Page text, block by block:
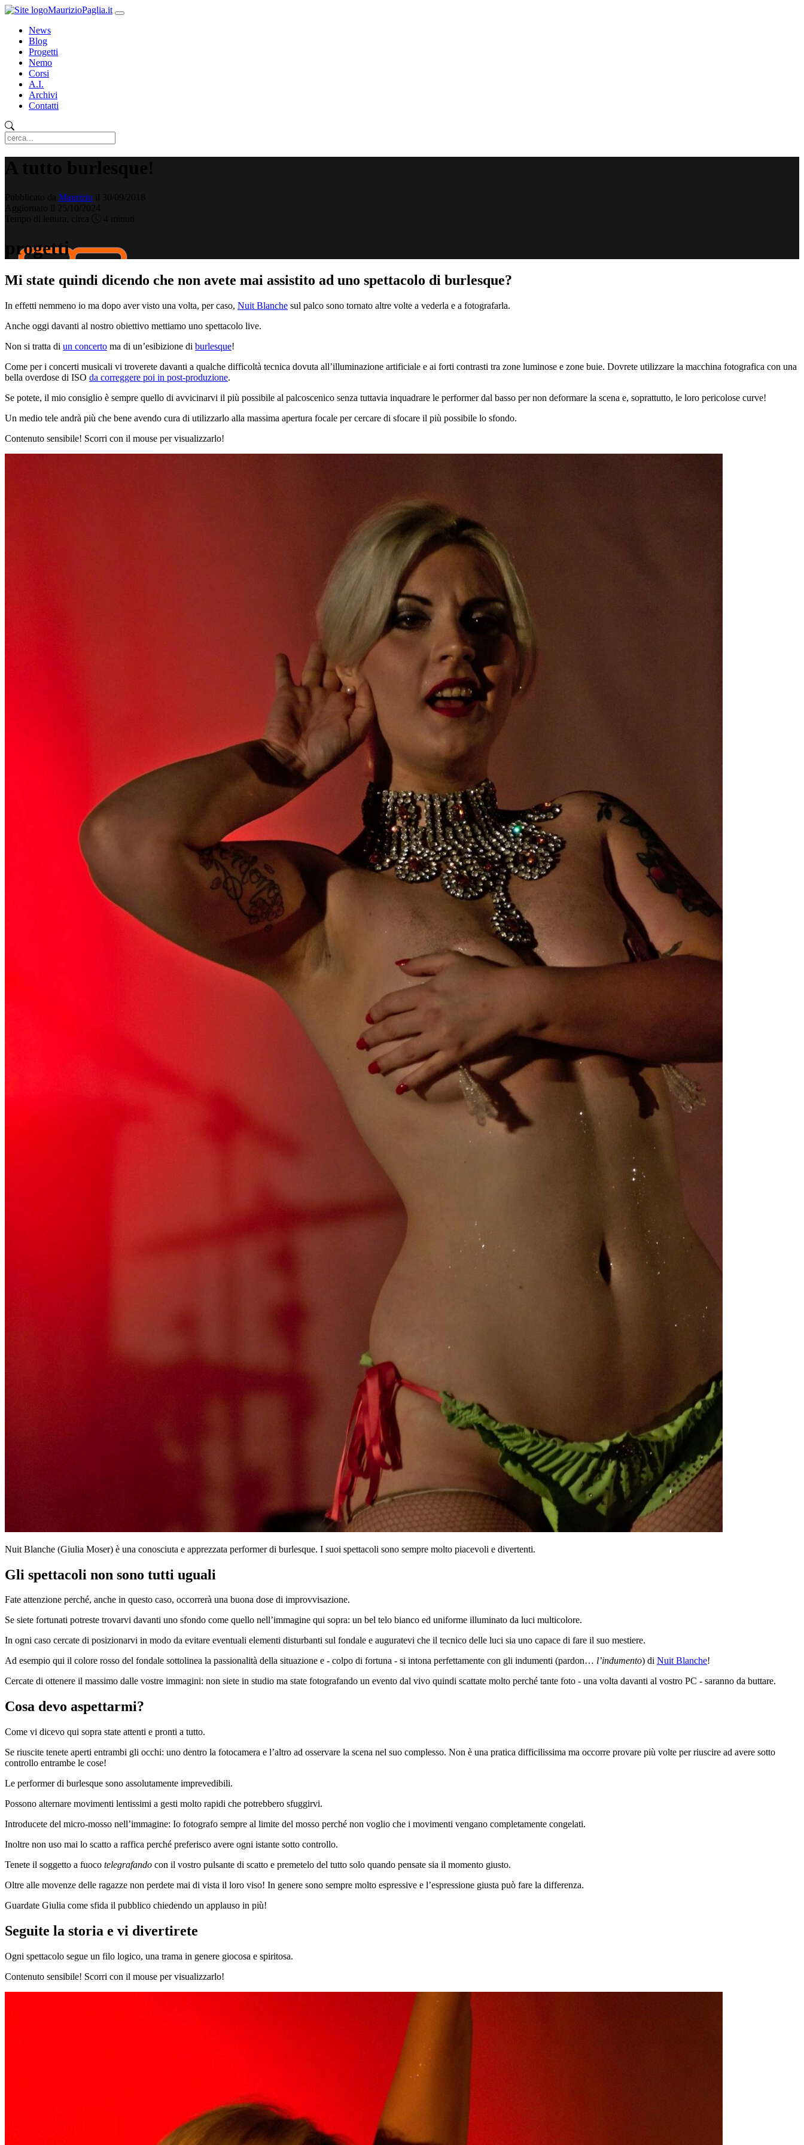
MaurizioPaglia.it
News
Blog
Progetti
Nemo
Corsi
A.I.
Archivi
Contatti
Maurizio
progetti
Mi state quindi dicendo che non avete mai assistito ad uno spettacolo di burlesque?
In effetti nemmeno io ma dopo aver visto una volta, per caso, Nuit Blanche sul palco sono tornato altre volte a vederla e a fotografarla.
Anche oggi davanti al nostro obiettivo mettiamo uno spettacolo live.
Non si tratta di un concerto ma di un’esibizione di burlesque!
Come per i concerti musicali vi troverete davanti a qualche difficoltà tecnica dovuta all’illuminazione artificiale e ai forti contrasti tra zone luminose e zone buie. Dovrete utilizzare la macchina fotografica con una
bella overdose di ISO da correggere poi in post-produzione.
Se potete, il mio consiglio è sempre quello di avvicinarvi il più possibile al palcoscenico senza tuttavia inquadrare le performer dal basso per non deformare la scena e, soprattutto, le loro pericolose curve!
Un medio tele andrà più che bene avendo cura di utilizzarlo alla massima apertura focale per cercare di sfocare il più possibile lo sfondo.
Contenuto sensibile! Scorri con il mouse per visualizzarlo!
Nuit Blanche (Giulia Moser) è una conosciuta e apprezzata performer di burlesque. I suoi spettacoli sono sempre molto piacevoli e divertenti.
Gli spettacoli non sono tutti uguali
Fate attenzione perché, anche in questo caso, occorrerà una buona dose di improvvisazione.
Se siete fortunati potreste trovarvi davanti uno sfondo come quello nell’immagine qui sopra: un bel telo bianco ed uniforme illuminato da luci multicolore.
In ogni caso cercate di posizionarvi in modo da evitare eventuali elementi disturbanti sul fondale e auguratevi che il tecnico delle luci sia uno capace di fare il suo mestiere.
Ad esempio qui il colore rosso del fondale sottolinea la passionalità della situazione e - colpo di fortuna - si intona perfettamente con gli indumenti (pardon… l’indumento) di Nuit Blanche!
Cercate di ottenere il massimo dalle vostre immagini: non siete in studio ma state fotografando un evento dal vivo quindi scattate molto perché tante foto - una volta davanti al vostro PC - saranno da buttare.
Cosa devo aspettarmi?
Come vi dicevo qui sopra state attenti e pronti a tutto.
Se riuscite tenete aperti entrambi gli occhi: uno dentro la fotocamera e l’altro ad osservare la scena nel suo complesso. Non è una pratica difficilissima ma occorre provare più volte per riuscire ad avere sotto
controllo entrambe le cose!
Le performer di burlesque sono assolutamente imprevedibili.
Possono alternare movimenti lentissimi a gesti molto rapidi che potrebbero sfuggirvi.
Introducete del micro-mosso nell’immagine: Io fotografo sempre al limite del mosso perché non voglio che i movimenti vengano completamente congelati.
Inoltre non uso mai lo scatto a raffica perché preferisco avere ogni istante sotto controllo.
Tenete il soggetto a fuoco telegrafando con il vostro pulsante di scatto e premetelo del tutto solo quando pensate sia il momento giusto.
Oltre alle movenze delle ragazze non perdete mai di vista il loro viso! In genere sono sempre molto espressive e l’espressione giusta può fare la differenza.
Guardate Giulia come sfida il pubblico chiedendo un applauso in più!
Seguite la storia e vi divertirete
Ogni spettacolo segue un filo logico, una trama in genere giocosa e spiritosa.
Contenuto sensibile! Scorri con il mouse per visualizzarlo!